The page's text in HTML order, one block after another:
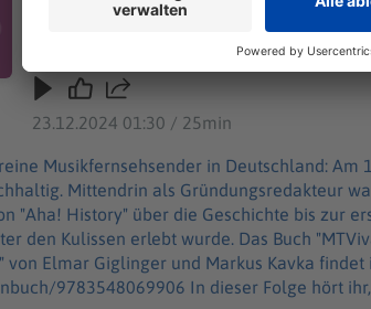
erlebt wurde. Das Buch "MTViva liebt dich! Die elektrisierende Geschichte des deutschen
Musikfernsehens" von Elmar Giglinger
https://www.ullstein.de/werke/mtviva-liebt-dich/
wie Musikfernsehen Generationen von
"Aha! History – Zehn Minuten Geschichte"
donnerstags ab 6 Uhr. Wir freuen uns über Feedback an history@welt.de. Produktion: Serdar Deniz
Host/Redaktion: Wim Orth Impressum: https://www.welt.de/services/article7893735/Impressum.html
Datenschutz: https://www.welt.de/
23.12.2024 01:30 / 25min
Musikfernsehsender in Deutschland:
Mittendrin als Gründungsredakteur
"Aha! History" über die Geschichte bis zur
Das Buch "MTViva liebt dich! Die elektrisierende Geschichte des deutschen
von Elmar Giglinger und Markus Kavka
hört ihr, wie Musikfernsehen Generationen von Jugendlichen prägte: